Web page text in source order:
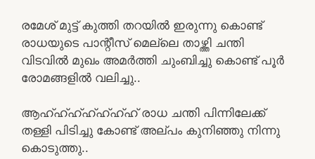
രമേശ് മുട്ട് കുത്തി തറയിൽ ഇരുന്നു കൊണ്ട്
രാധയുടെ പാന്റീസ്‌ മെല്ലെ താഴ്ത്തി ചന്തി
വിടവിൽ മുഖം അമർത്തി ചുംബിച്ചു കൊണ്ട് പൂർ
രോമങ്ങളിൽ വലിച്ചു..
ആഹ്ഹ്ഹ്ഹ്ഹ്ഹ്ഹ് രാധ ചന്തി പിന്നിലേക്ക്
തള്ളി പിടിച്ചു കോണ്ട് അല്പം കുനിഞ്ഞു നിന്നു
കൊടുത്തു..